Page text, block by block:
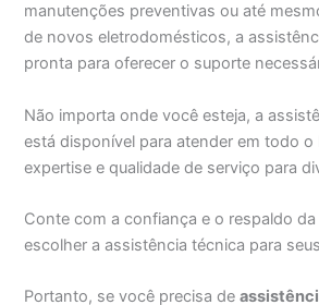
manutenções preventivas ou até
de novos eletrodomésticos, a
pronta para oferecer o suporte
Não importa onde você esteja, a
está disponível para atender em todo o
expertise e qualidade de serviço para
Conte com a confiança e o respaldo da
escolher a assistência técnica para
Portanto, se você precisa de